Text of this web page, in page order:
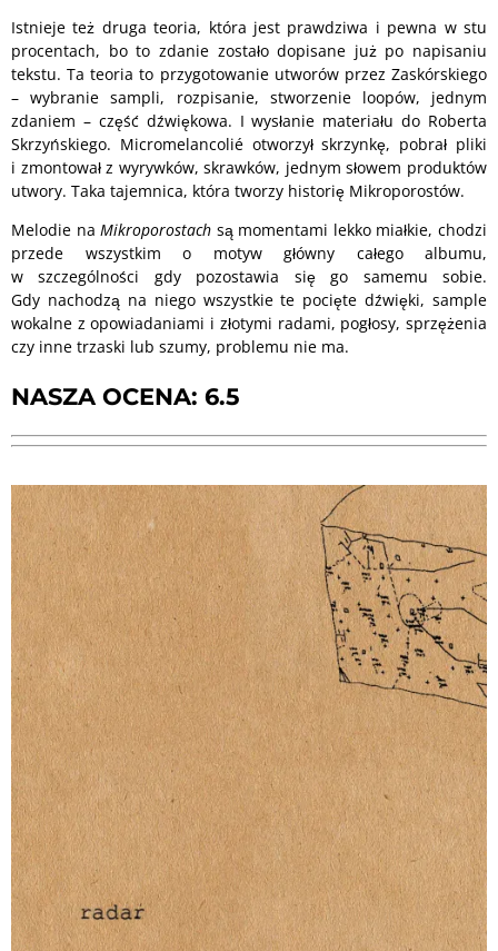
Istnieje też druga teoria, która jest prawdziwa i pewna w stu
procentach, bo to zdanie zostało dopisane już po napisaniu
tekstu. Ta teoria to przygotowanie utworów przez Zaskórskiego
– wybranie sampli, rozpisanie, stworzenie loopów, jednym
zdaniem – część dźwiękowa. I wysłanie materiału do Roberta
Skrzyńskiego. Micromelancolié otworzył skrzynkę, pobrał pliki
i zmontował z wyrywków, skrawków, jednym słowem produktów
utwory. Taka tajemnica, która tworzy historię Mikroporostów.
Melodie naMikroporostach są momentami lekko miałkie, chodzi
przede wszystkim o motyw główny całego albumu,
w szczególności gdy pozostawia się go samemu sobie.
Gdy nachodzą na niego wszystkie te pocięte dźwięki, sample
wokalne z opowiadaniami i złotymi radami, pogłosy, sprzężenia
czy inne trzaski lub szumy, problemu nie ma.
NASZA OCENA: 6.5